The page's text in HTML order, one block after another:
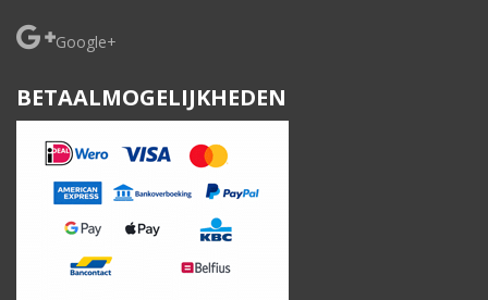
Google+
BETAALMOGELIJKHEDEN